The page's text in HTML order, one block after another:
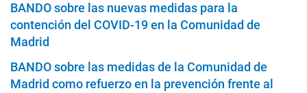
BANDO sobre las nuevas medidas para la
contención del COVID-19 en la Comunidad de
Madrid
BANDO sobre las medidas de la Comunidad de
Madrid como refuerzo en la prevención frente al